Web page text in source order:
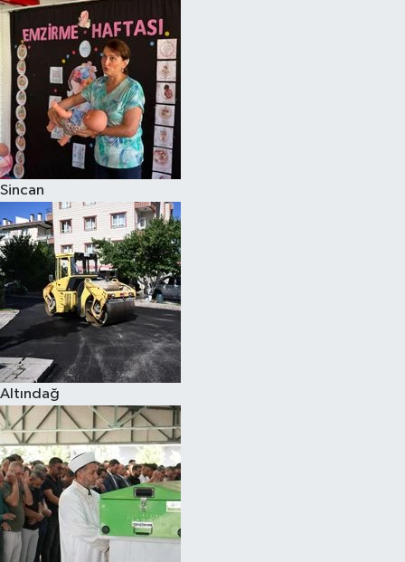
Sincan
Altındağ